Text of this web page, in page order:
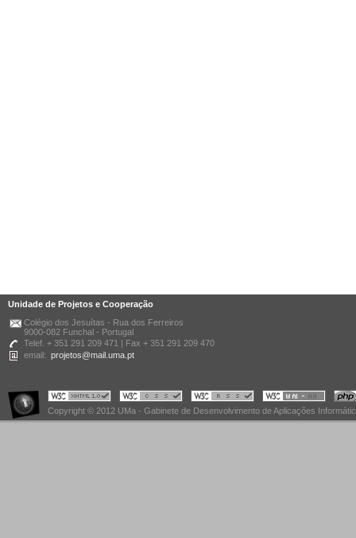
Unidade de Projetos e Cooperação
Colégio dos Jesuítas - Rua dos Ferreiros
9000-082 Funchal - Portugal
Telef. + 351 291 209 471 | Fax + 351 291 209 470
email: projetos@mail.uma.pt
Copyright © 2012 UMa - Gabinete de Desenvolvimento de Aplicações